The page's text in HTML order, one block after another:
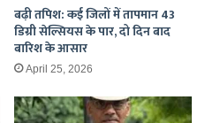
बढ़ी तपिश: कई जिलों में तापमान 43
डिग्री सेल्सियस के पार, दो दिन बाद
बारिश के आसार
April 25, 2026